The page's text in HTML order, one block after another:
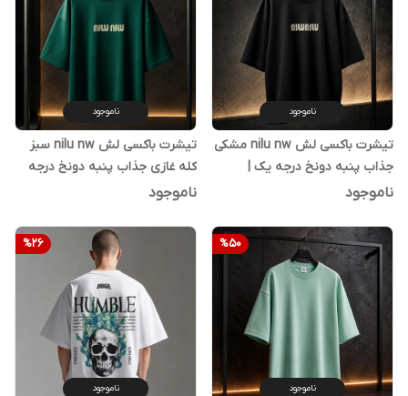
ناموجود
تیشرت باکسی لش nilu nw مشکی
جذاب پنبه دونخ درجه یک |
اورجینال دیلم
ناموجود
ناموجود
تیشرت باکسی لش nilu nw سبز
کله غازی جذاب پنبه دونخ درجه
یک | اورجینال دیلم
ناموجود
%50
ناموجود
%26
ناموجود